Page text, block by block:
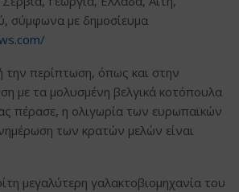
σύμφωνα με δημοσίευμα
την περίπτωση, όπως και στην
με τα μολυσμένη βελγικά κοτόπουλα
πέρασε, η ολιγωρία των ευρωπαϊκών
των κρατών μελών είναι
μεγαλύτερη γαλακτοβιομηχανία του